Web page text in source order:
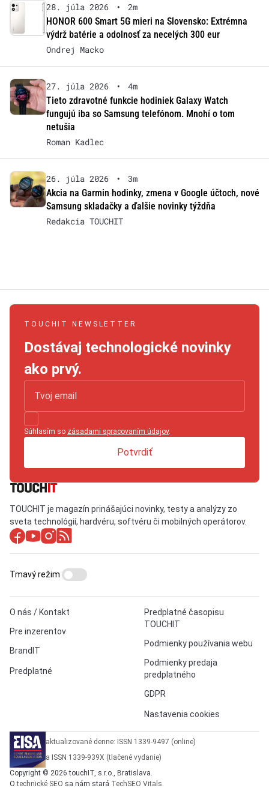
28. júla 2026 •
2m
HONOR 600 Smart 5G mieri na Slovensko: Extrémna
výdrž batérie a odolnosť za necelých 300 eur
Ondrej Macko
27. júla 2026 •
4m
Tieto zdravotné funkcie hodiniek Galaxy Watch
fungujú iba so Samsung telefónom. Mnohí o tom
netušia
Roman Kadlec
26. júla 2026 •
3m
Akcia na Garmin hodinky, zmena v Google účtoch, nové
Samsung skladačky a ďalšie novinky týždňa
Redakcia TOUCHIT
TOUCHIT NEWSLETTER
Dostávaj technologické novinky
ako prvý.
Súhlasím so zásadami spracovaním údajov.
Potvrdiť
TOUCHIT je magazín prinášajúci novinky, testy a analýzy zo
sveta technológií, hardvéru, softvéru či mobilných operátorov.
O nás / Kontakt
Pre inzerentov
BrandIT
Predplatné
Predplatné časopisu
TOUCHIT
Podmienky používania webu
Podmienky predaja
predplatného
GDPR
Nastavenia cookies
Tmavý režim
aktualizované denne: ISSN 1339-9497 (online)
a ISSN 1339-939X (tlačené vydanie)
Copyright © 2026 touchIT, s.r.o., Bratislava.
Otechnické SEO sa nám stará TechSEO Vitals